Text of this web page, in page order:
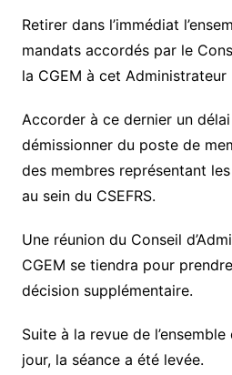
Retirer dans l’immédiat
mandats accordés par le
la CGEM à cet Administrateur
Accorder à ce dernier un délai
démissionner du poste de
des membres représentant
au sein du CSEFRS.
Une réunion du Conseil
CGEM se tiendra pour
décision supplémentaire.
Suite à la revue de
jour, la séance a été levée.